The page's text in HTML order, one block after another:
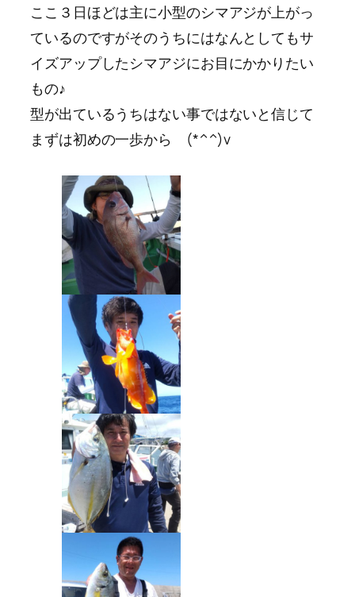
ここ３日ほどは主に小型のシマアジが上がっ
ているのですがそのうちにはなんとしてもサ
イズアップしたシマアジにお目にかかりたい
もの♪
型が出ているうちはない事ではないと信じて
まずは初めの一歩から (*^^)v